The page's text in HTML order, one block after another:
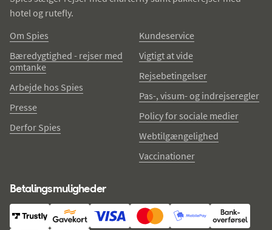
hotel og rutefly.
Om Spies
Bæredygtighed - rejser med
omtanke
Arbejde hos Spies
Presse
Derfor Spies
Kundeservice
Vigtigt at vide
Rejsebetingelser
Pas-, visum- og indrejseregler
Policy for sociale medier
Webtilgængelighed
Vaccinationer
Betalingsmuligheder